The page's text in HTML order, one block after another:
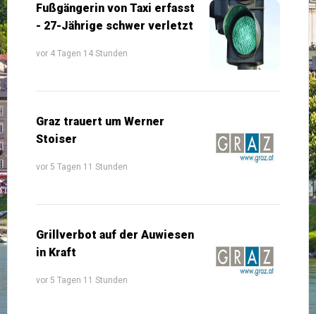
Fußgängerin von Taxi erfasst
- 27-Jährige schwer verletzt
vor 4 Tagen 14 Stunden
Graz trauert um Werner
Stoiser
vor 5 Tagen 11 Stunden
Grillverbot auf der Auwiesen
in Kraft
vor 5 Tagen 11 Stunden